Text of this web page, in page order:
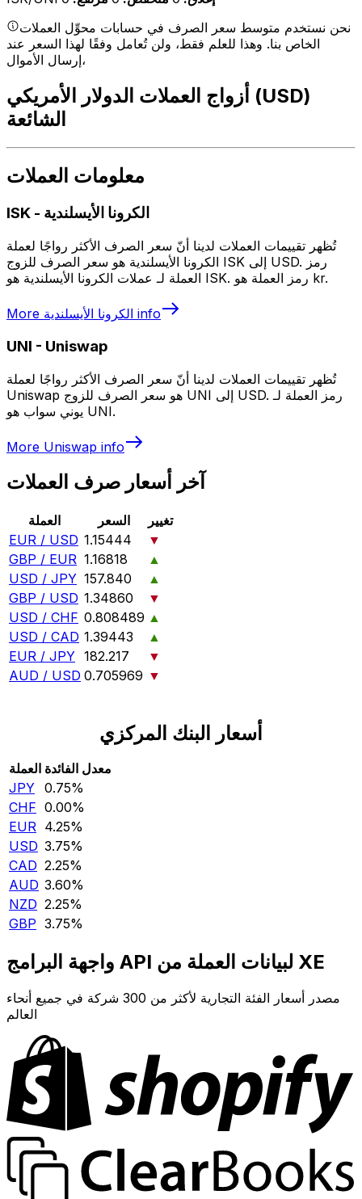
نحن نستخدم متوسط سعر الصرف في حسابات محوِّل العملات
الخاص بنا. وهذا للعلم فقط، ولن تُعامل وفقًا لهذا السعر عند
إرسال الأموال،
أزواج العملات الدولار الأمريكي (USD)
الشائعة
معلومات العملات
ISK - الكرونا الأيسلندية
تُظهر تقييمات العملات لدينا أنّ سعر الصرف الأكثر رواجًا لعملة
الكرونا الأيسلندية هو سعر الصرف للزوج ISK إلى USD. رمز
العملة لـ عملات الكرونا الأيسلندية هو ISK. رمز العملة هو kr.
More الكرونا الأيسلندية info
UNI - Uniswap
تُظهر تقييمات العملات لدينا أنّ سعر الصرف الأكثر رواجًا لعملة
Uniswap هو سعر الصرف للزوج UNI إلى USD. رمز العملة لـ
يوني سواب هو UNI.
More Uniswap info
آخر أسعار صرف العملات
العملة السعر
تغيير
EUR / USD 1.15444
▼
GBP / EUR 1.16818
▲
USD / JPY 157.840
▲
GBP / USD 1.34860
▼
USD / CHF 0.808489 ▲
USD / CAD 1.39443
▲
EUR / JPY 182.217
▼
AUD / USD 0.705969 ▼
أسعار البنك المركزي
العملة معدل الفائدة
JPY 0.75‎%‎
CHF 0.00‎%‎
EUR 4.25‎%‎
USD 3.75‎%‎
CAD 2.25‎%‎
AUD 3.60‎%‎
NZD 2.25‎%‎
GBP 3.75‎%‎
واجهة البرامج API لبيانات العملة من XE
مصدر أسعار الفئة التجارية لأكثر من 300 شركة في جميع أنحاء
العالم